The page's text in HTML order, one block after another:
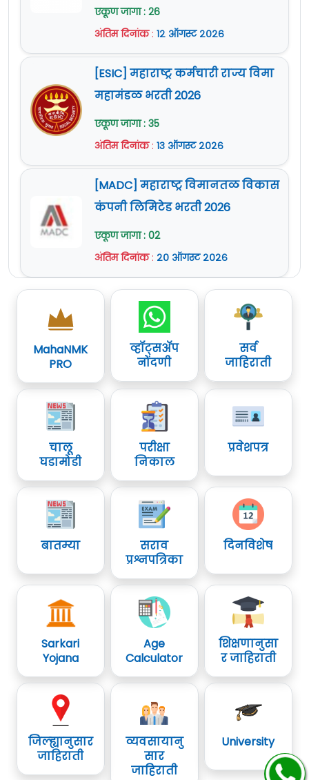
सविस्तर माहितीसाठी कृपया जाहिरात वाचावी.
वेबसाईट वर दिलेली आहे.
एकूण जागा : 26
अंतिम दिनांक: १२ ऑगस्ट २०२६
[ESIC] महाराष्ट्र कर्मचारी राज्य विमा
महामंडळ भरती 2026
एकूण जागा : 35
अंतिम दिनांक: १३ ऑगस्ट २०२६
[MADC] महाराष्ट्र विमानतळ विकास
कंपनी लिमिटेड भरती 2026
एकूण जागा : 02
अंतिम दिनांक: २० ऑगस्ट २०२६
MahaNMK
PRO
व्हॉट्सॲप
नोंदणी
सर्व
जाहिराती
चालू
घडामोडी
परीक्षा
निकाल
प्रवेशपत्र
बातम्या
सराव
प्रश्नपत्रिका
दिनविशेष
Sarkari
Yojana
Age
Calculator
शिक्षणानुसा
र जाहिराती
जिल्ह्यानुसार
जाहिराती
व्यवसायानु
सार
जाहिराती
University